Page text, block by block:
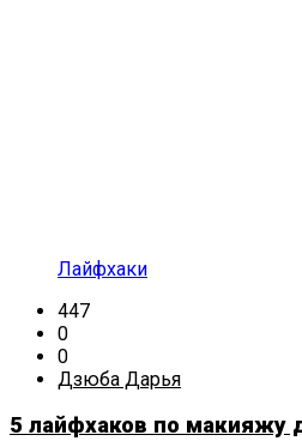
Лайфхаки
447
0
0
Дзюба Дарья
5 лайфхаков по макияжу